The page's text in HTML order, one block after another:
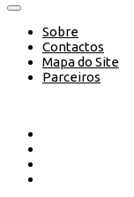
Sobre
Contactos
Mapa do Site
Parceiros